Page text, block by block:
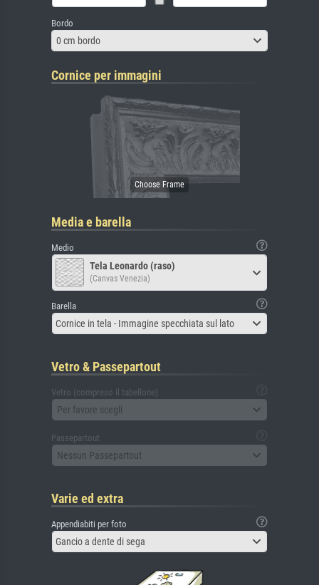
Bordo
0 cm bordo
Cornice per immagini
Media e barella
Medio
Tela Leonardo (raso)
(Canvas Venezia)
Barella
Cornice in tela - Immagine specchiata sul lato
Vetro & Passepartout
Vetro (compreso il tabellone)
Per favore scegli
Passepartout
Nessun Passepartout
Varie ed extra
Appendiabiti per foto
Gancio a dente di sega